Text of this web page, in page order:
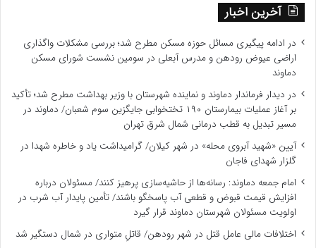
آخرین اخبار
در ادامه پیگیری مسائل حوزه مسکن مطرح شد؛ بررسی مشکلات واگذاری
اراضی عیوض رودهن و مدرس آبعلی در سومین نشست شورای مسکن
دماوند
در دیدار فرماندار دماوند و نماینده شهرستان با وزیر بهداشت مطرح شد؛ تأکید
بر آغاز عملیات بیمارستان ۱۹۰ تختخوابی جایگزین سوم شعبان/ دماوند در
مسیر تبدیل به قطب درمانی شمال شرق تهران
آیین «شهید آبروی محله» در شهر کیلان/ گرامیداشت یاد و خاطره شهدا در
گلزار شهدای فاجان
امام جمعه دماوند: رسانه‌ها از حاشیه‌سازی پرهیز کنند/ مسئولان درباره
افزایش قیمت قبوض و قطعی آب پاسخگو باشند/ تأمین پایدار آب شرب در
اولویت مسئولان شهرستان دماوند قرار گیرد
اختلافات مالی عامل قتل در شهر رودهن/ قاتلِ متواری در شمال دستگیر شد